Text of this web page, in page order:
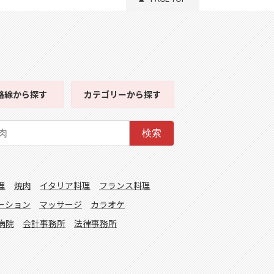
線から探す カテゴリーから探す
検索
焼肉 イタリア料理
フランス料理
ション マッサージ
カラオケ
院 会計事務所 法律事務所